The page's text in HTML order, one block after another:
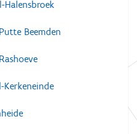
Halensbroek
Beemden
Kerkeneinde